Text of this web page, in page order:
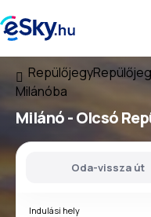
Repülőjegy
Milánóba
Milánó - Olcsó
Oda-vissza út
Indulási hely